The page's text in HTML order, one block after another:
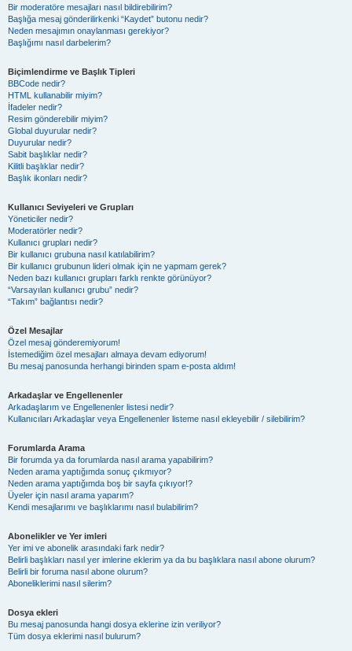
Bir moderatöre mesajları nasıl bildirebilirim?
Başlığa mesaj gönderilirkenki “Kaydet” butonu nedir?
Neden mesajımın onaylanması gerekiyor?
Başlığımı nasıl darbelerim?
Biçimlendirme ve Başlık Tipleri
BBCode nedir?
HTML kullanabilir miyim?
İfadeler nedir?
Resim gönderebilir miyim?
Global duyurular nedir?
Duyurular nedir?
Sabit başlıklar nedir?
Kilitli başlıklar nedir?
Başlık ikonları nedir?
Kullanıcı Seviyeleri ve Grupları
Yöneticiler nedir?
Moderatörler nedir?
Kullanıcı grupları nedir?
Bir kullanıcı grubuna nasıl katılabilirim?
Bir kullanıcı grubunun lideri olmak için ne yapmam gerek?
Neden bazı kullanıcı grupları farklı renkte görünüyor?
“Varsayılan kullanıcı grubu” nedir?
“Takım” bağlantısı nedir?
Özel Mesajlar
Özel mesaj gönderemiyorum!
İstemediğim özel mesajları almaya devam ediyorum!
Bu mesaj panosunda herhangi birinden spam e-posta aldım!
Arkadaşlar ve Engellenenler
Arkadaşlarım ve Engellenenler listesi nedir?
Kullanıcıları Arkadaşlar veya Engellenenler listeme nasıl ekleyebilir / silebilirim?
Forumlarda Arama
Bir forumda ya da forumlarda nasıl arama yapabilirim?
Neden arama yaptığımda sonuç çıkmıyor?
Neden arama yaptığımda boş bir sayfa çıkıyor!?
Üyeler için nasıl arama yaparım?
Kendi mesajlarımı ve başlıklarımı nasıl bulabilirim?
Abonelikler ve Yer imleri
Yer imi ve abonelik arasındaki fark nedir?
Belirli başlıkları nasıl yer imlerine eklerim ya da bu başlıklara nasıl abone olurum?
Belirli bir foruma nasıl abone olurum?
Aboneliklerimi nasıl silerim?
Dosya ekleri
Bu mesaj panosunda hangi dosya eklerine izin veriliyor?
Tüm dosya eklerimi nasıl bulurum?